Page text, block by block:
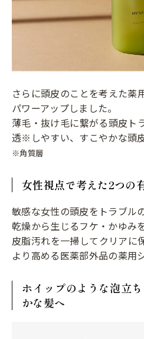
さらに頭皮のことを考えた薬
パワーアップしました。
薄毛・抜け毛に繋がる頭皮ト
透※しやすい、すこやかな頭皮
※角質層
女性視点で考えた2つの
敏感な女性の頭皮をトラブル
乾燥から生じるフケ・かゆみ
皮脂汚れを一掃してクリアに
より高める医薬部外品の薬用
ホイップのような泡立
かな髪へ